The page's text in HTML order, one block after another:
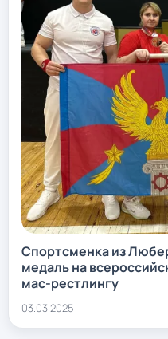
Спортсменка из
медаль на
мас-рестлингу
03.03.2025